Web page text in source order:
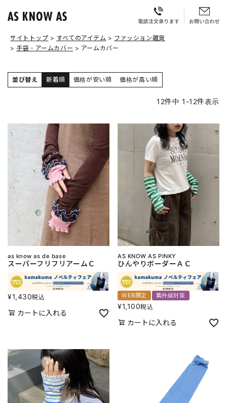
サイトトップ すべてのアイテム
ファッション雑貨
手袋・アームカバー
アームカバー
並び替え 新着順 価格が安い順 価格が高い順
12件中 1 -12件表示
as know as de base
スーパーフリフリアームＣ
¥1,430税込
カートに入れる
AS KNOW AS PINKY
ひんやりボーダーＡＣ
WEB限定 紫外線対策
¥1,100税込
カートに入れる